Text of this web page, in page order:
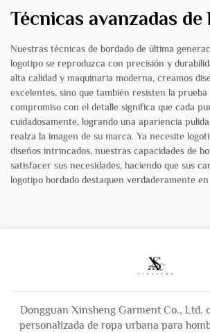
Técnicas avanzadas de
Nuestras técnicas de bordado de última
logotipo se reproduzca con precisión y
alta calidad y maquinaria moderna, creamos
excelentes, sino que también resisten la
compromiso con el detalle significa que cada
cuidadosamente, logrando una apariencia
realza la imagen de su marca. Ya necesite
diseños intrincados, nuestras capacidades de
satisfacer sus necesidades, haciendo que sus
logotipo bordado destaquen verdaderamente
Dongguan Xinsheng Garment Co., Ltd.
personalizada de ropa urbana para